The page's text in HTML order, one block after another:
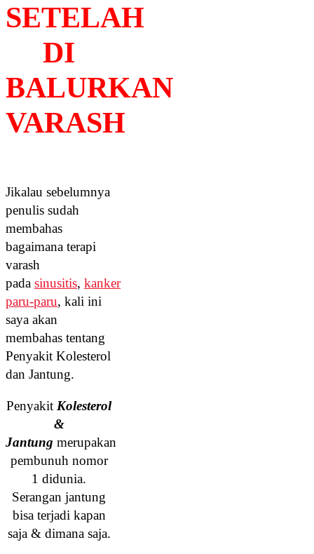
SETELAH
DI
BALURKAN
VARASH
Jikalau sebelumnya
penulis sudah
membahas
bagaimana terapi
varash
pada sinusitis, kanker
paru-paru, kali ini
saya akan
membahas tentang
Penyakit Kolesterol
dan Jantung.
Penyakit Kolesterol
&
Jantung merupakan
pembunuh nomor
1 didunia.
Serangan jantung
bisa terjadi kapan
saja & dimana saja.